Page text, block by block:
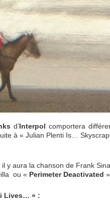
d’Interpol comportera
à « Julian Plenti Is…
y aura la chanson de Frank
ou « Perimeter Deactivated
Lives… » :